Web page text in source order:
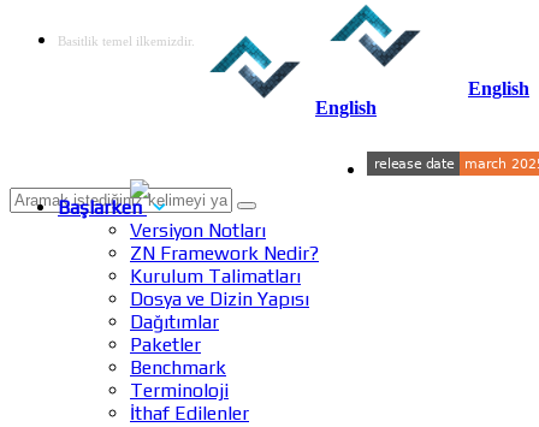
Basitlik temel ilkemizdir.
English
English
Başlarken
Versiyon Notları
ZN Framework Nedir?
Kurulum Talimatları
Dosya ve Dizin Yapısı
Dağıtımlar
Paketler
Benchmark
Terminoloji
İthaf Edilenler